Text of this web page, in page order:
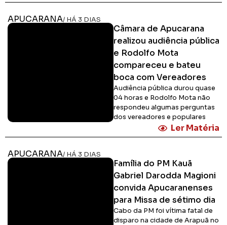
APUCARANA/ HÁ 3 DIAS
Câmara de Apucarana
realizou audiência pública
e Rodolfo Mota
compareceu e bateu
boca com Vereadores
Audiência pública durou quase
04 horas e Rodolfo Mota não
respondeu algumas perguntas
dos vereadores e populares
Ler Matéria
APUCARANA/ HÁ 3 DIAS
Família do PM Kauã
Gabriel Darodda Magioni
convida Apucaranenses
para Missa de sétimo dia
Cabo da PM foi vítima fatal de
disparo na cidade de Arapuã no